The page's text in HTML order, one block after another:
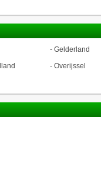
- Gelderland
- Overijssel